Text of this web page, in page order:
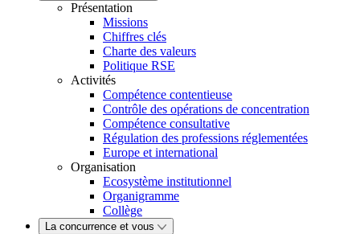
Présentation
Missions
Chiffres clés
Charte des valeurs
Politique RSE
Activités
Compétence contentieuse
Contrôle des opérations de concentration
Compétence consultative
Régulation des professions réglementées
Europe et international
Organisation
Ecosystème institutionnel
Organigramme
Collège
La concurrence et vous